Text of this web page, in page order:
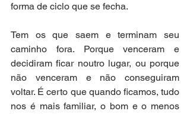
forma de ciclo que se fecha.
Tem os que saem e terminam seu
caminho fora. Porque venceram e
decidiram ficar noutro lugar, ou porque
não venceram e não conseguiram
voltar. É certo que quando ficamos, tudo
nos é mais familiar, o bom e o menos